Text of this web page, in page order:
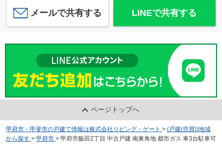
メールで共有する LINEで共有する
ページトップへ
甲府市・甲斐市の戸建て情報は株式会社リビング・ゲート > (戸建(売買))地域
から探す > 甲府市 > 甲府市飯田2丁目 中古戸建 南東角地 都市ガス 車3台駐車可